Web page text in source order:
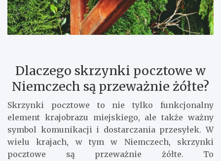
Dlaczego skrzynki pocztowe w
Niemczech są przeważnie żółte?
Skrzynki pocztowe to nie tylko funkcjonalny
element krajobrazu miejskiego, ale także ważny
symbol komunikacji i dostarczania przesyłek. W
wielu krajach, w tym w Niemczech, skrzynki
pocztowe są przeważnie żółte. To